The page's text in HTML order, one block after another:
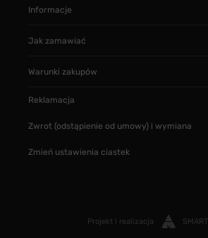
Informacje
Jak zamawiać
Warunki zakupów
Reklamacja
Zwrot (odstąpienie od umowy) i wymiana
Zmień ustawienia ciastek
Projekt i realizacja